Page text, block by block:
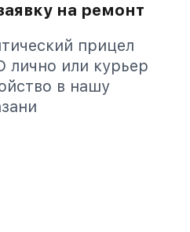
на ремонт
прицел
лично или курьер
в нашу